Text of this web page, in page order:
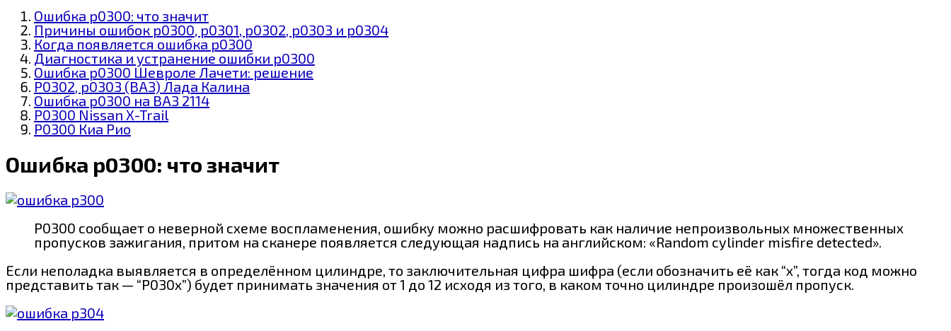
Ошибка p0300: что значит
Причины ошибок p0300, p0301, p0302, p0303 и p0304
Когда появляется ошибка p0300
Диагностика и устранение ошибки р0300
Ошибка p0300 Шевроле Лачети: решение
Р0302, р0303 (ВАЗ) Лада Калина
Ошибка р0300 на ВАЗ 2114
P0300 Nissan X-Trail
P0300 Киа Рио
Ошибка p0300: что значит
Р0300 сообщает о неверной схеме воспламенения, ошибку можно расшифровать как наличие непроизвольных множественных
пропусков зажигания, притом на сканере появляется следующая надпись на английском: «Random cylinder misfire detected».
Если неполадка выявляется в определённом цилиндре, то заключительная цифра шифра (если обозначить её как “х”, тогда код можно
представить так — “Р030х”) будет принимать значения от 1 до 12 исходя из того, в каком точно цилиндре произошёл пропуск.